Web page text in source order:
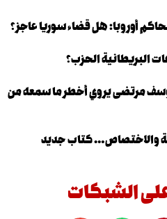
هل قضاء سوريا عاجز؟
أخطر ما سمعه من
كتاب جديد